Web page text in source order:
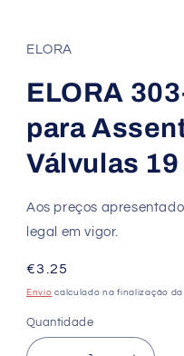
ELORA
ELORA
para
Válvulas 19
Aos preços
legal em vigor.
Preço
normal
€3.25
Envio calculado na finalização da
Quantidade
Quantidade